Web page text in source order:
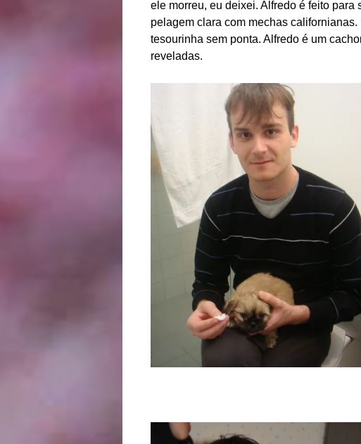
ele morreu, eu deixei. Alfredo é feito
pelagem clara com mechas
tesourinha sem ponta. Alfredo é um
reveladas.